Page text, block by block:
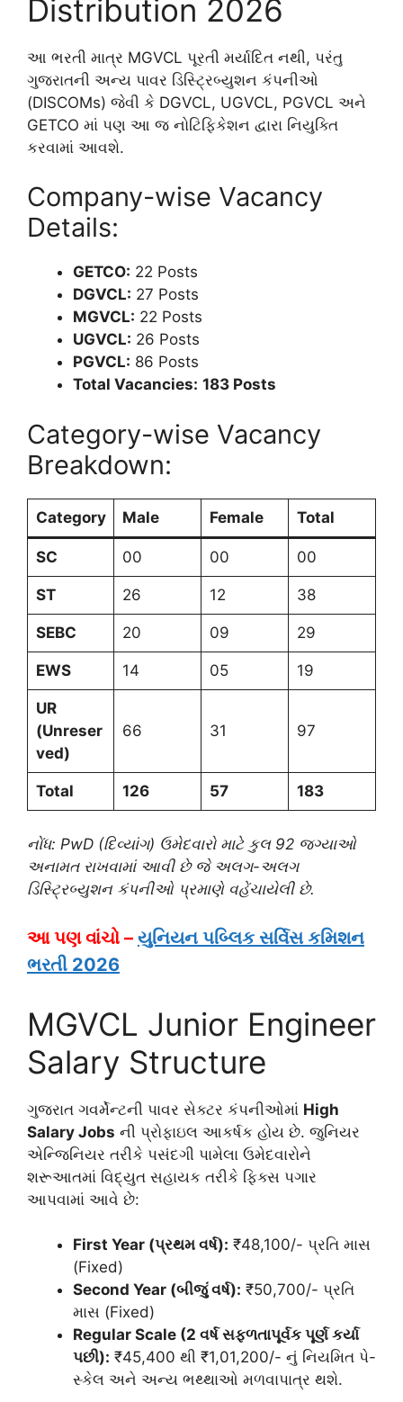
Distribution 2026
આ ભરતી માત્ર MGVCL પૂરતી મર્યાદિત નથી, પરંતુ
ગુજરાતની અન્ય પાવર ડિસ્ટ્રિબ્યુશન કંપનીઓ
(DISCOMs) જેવી કે DGVCL, UGVCL, PGVCL અને
GETCO માં પણ આ જ નોટિફિકેશન દ્વારા નિયુક્તિ
કરવામાં આવશે.
Company-wise Vacancy
Details:
GETCO: 22 Posts
DGVCL: 27 Posts
MGVCL: 22 Posts
UGVCL: 26 Posts
PGVCL: 86 Posts
Total Vacancies: 183 Posts
Category-wise Vacancy
Breakdown:
Category Male Female Total
SC 00 00 00
ST 26 12 38
SEBC 20 09 29
EWS 14 05 19
UR
(Unreser
ved)
66 31 97
Total 126 57 183
નોંધ: PwD (દિવ્યાંગ) ઉમેદવારો માટે કુલ 92 જગ્યાઓ
અનામત રાખવામાં આવી છે જે અલગ-અલગ
ડિસ્ટ્રિબ્યુશન કંપનીઓ પ્રમાણે વહેંચાયેલી છે.
આ પણ વાંચો – યુનિયન પબ્લિક સર્વિસ કમિશન
ભરતી 2026
MGVCL Junior Engineer
Salary Structure
ગુજરાત ગવર્મેન્ટની પાવર સેક્ટર કંપનીઓમાં High
Salary Jobs ની પ્રોફાઇલ આકર્ષક હોય છે. જુનિયર
એન્જિનિયર તરીકે પસંદગી પામેલા ઉમેદવારોને
શરૂઆતમાં વિદ્યુત સહાયક તરીકે ફિક્સ પગાર
આપવામાં આવે છે:
First Year (પ્રથમ વર્ષ): ₹48,100/- પ્રતિ માસ
(Fixed)
Second Year (બીજું વર્ષ): ₹50,700/- પ્રતિ
માસ (Fixed)
Regular Scale (2 વર્ષ સફળતાપૂર્વક પૂર્ણ કર્યા
પછી): ₹45,400 થી ₹1,01,200/- નું નિયમિત પે-
સ્કેલ અને અન્ય ભથ્થાઓ મળવાપાત્ર થશે.